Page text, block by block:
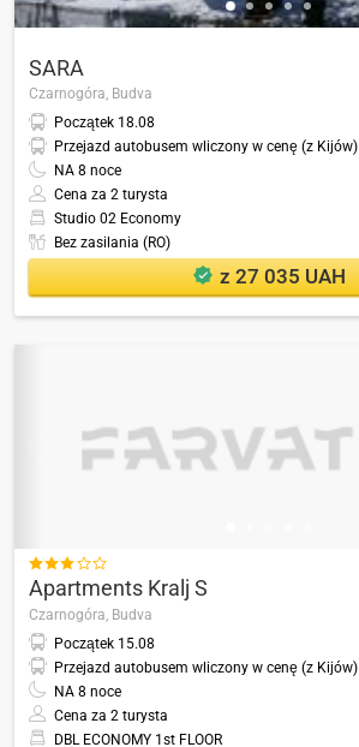
SARA
Czarnogóra, Budva
Początek 18.08
Przejazd autobusem wliczony w cenę (z Kijów)
NA 8 noce
Cena za 2 turysta
Studio 02 Economy
Bez zasilania (RO)
z 27 035 UAH

Apartments Kralj S
Czarnogóra, Budva
Początek 15.08
Przejazd autobusem wliczony w cenę (z Kijów)
NA 8 noce
Cena za 2 turysta
DBL ECONOMY 1st FLOOR